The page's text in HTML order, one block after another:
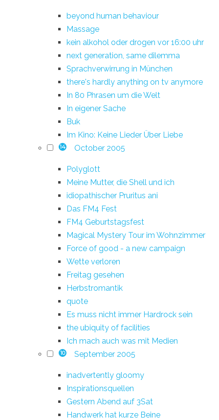
beyond human behaviour
Massage
kein alkohol oder drogen vor 16:00 uhr
next generation, same dilemma
Sprachverwirrung in München
there's hardly anything on tv anymore
In 80 Phrasen um die Welt
In eigener Sache
Buk
Im Kino: Keine Lieder Über Liebe
14 October 2005
Polyglott
Meine Mutter, die Shell und ich
idiopathischer Pruritus ani
Das FM4 Fest
FM4 Geburtstagsfest
Magical Mystery Tour im Wohnzimmer
Force of good - a new campaign
Wette verloren
Freitag gesehen
Herbstromantik
quote
Es muss nicht immer Hardrock sein
the ubiquity of facilities
Ich mach auch was mit Medien
10 September 2005
inadvertently gloomy
Inspirationsquellen
Gestern Abend auf 3Sat
Handwerk hat kurze Beine